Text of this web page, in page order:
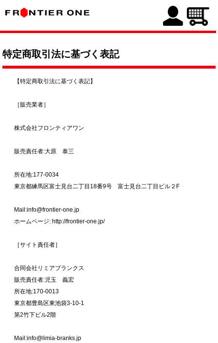
特定商取引法に基づく表記
【特定商取引法に基づく表記】
［販売業者］
株式会社フロンティアワン
販売責任者:大原 泰三
所在地:177-0034
東京都練馬区富士見台二丁目18番9号 富士見台二丁目ビル２F
Mail:info@frontier-one.jp
ホームページ: http://frontier-one.jp/
［サイト責任者］
合同会社リミアブランクス
販売責任者:児玉 義宏
所在地:170-0013
東京都豊島区東池袋3-10-1
第2竹下ビル2階
Mail:info@limia-branks.jp